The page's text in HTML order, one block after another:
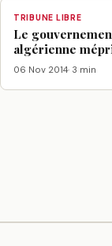
TRIBUNE LIBRE
Le
algérienne
06 Nov 2014· 3 min